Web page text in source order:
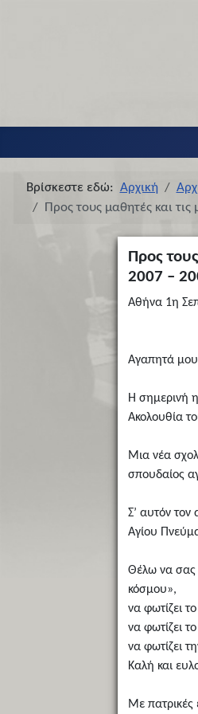
Βρίσκεστε εδώ: Αρχική
Προς τους μαθητές και
Προς
2007 –
Αθήνα 1η
Αγαπητά μου
Η σημερινή
Ακολουθία
Μια νέα
σπουδαίος
Σ’ αυτόν
Αγίου
Θέλω να σας
κόσμου»,
να φωτίζει
να φωτίζει
να φωτίζει
Καλή και
Με πατρικές